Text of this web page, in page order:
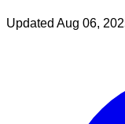
Updated Aug 06,